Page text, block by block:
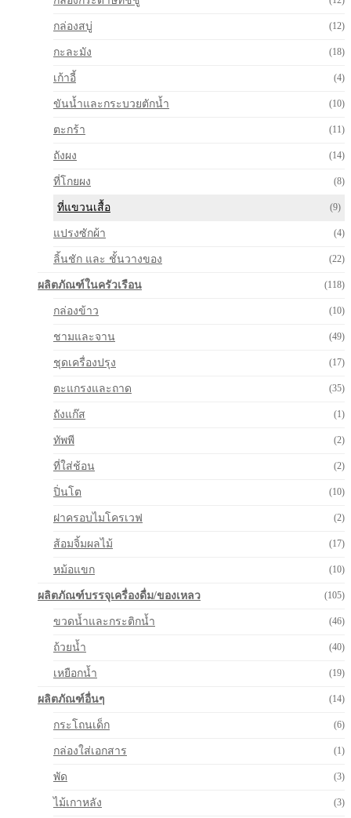
กล่องสบู่ (12)
กะละมัง (18)
เก้าอี้ (4)
ขันน้ำและกระบวยตักน้ำ (10)
ตะกร้า (11)
ถังผง (14)
ที่โกยผง (8)
ที่แขวนเสื้อ (9)
แปรงซักผ้า (4)
ลิ้นชัก และ ชั้นวางของ (22)
ผลิตภัณฑ์ในครัวเรือน (118)
กล่องข้าว (10)
ชามและจาน (49)
ชุดเครื่องปรุง (17)
ตะแกรงและถาด (35)
ถังแก๊ส (1)
ทัพพี (2)
ที่ใส่ช้อน (2)
ปิ่นโต (10)
ฝาครอบไมโครเวฟ (2)
ส้อมจิ้มผลไม้ (17)
หม้อแขก (10)
ผลิตภัณฑ์บรรจุเครื่องดื่ม/ของเหลว (105)
ขวดน้ำและกระติกน้ำ (46)
ถ้วยน้ำ (40)
เหยือกน้ำ (19)
ผลิตภัณฑ์อื่นๆ (14)
กระโถนเด็ก (6)
กล่องใส่เอกสาร (1)
พัด (3)
ไม้เกาหลัง (3)